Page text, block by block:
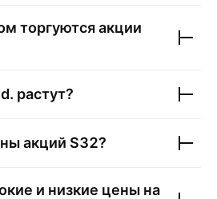
торгуются акции
растут?
акций S32?
и низкие цены на